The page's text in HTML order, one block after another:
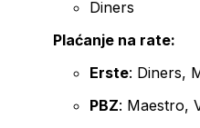
Diners
Plaćanje na rate:
Erste: Diners,
PBZ: Maestro,